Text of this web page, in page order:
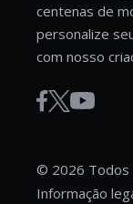
centenas de
personalize
com nosso
© 2026 Todos
Informação